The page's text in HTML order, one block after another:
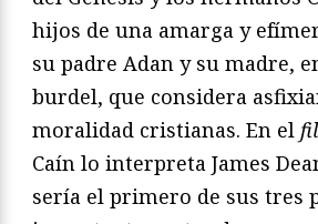
hijos de una amarga y
su padre Adan y su madre,
burdel, que considera
moralidad cristianas. En el
Caín lo interpreta James
sería el primero de sus tres